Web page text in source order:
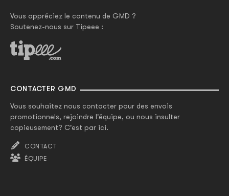
Vous appréciez le contenu de GMD ?
Soutenez-nous sur Tipeee :
CONTACTER GMD
Vous souhaitez nous contacter pour des envois
promotionnels, rejoindre l'équipe, ou nous insulter
copieusement? C'est par ici.
CONTACT
ÉQUIPE